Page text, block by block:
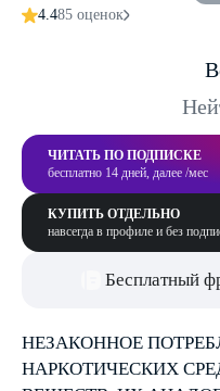
4.485 оценок
ЧИТАТЬ ПО ПОДПИСКЕ
бесплатно 14 дней, далее /мес
КУПИТЬ ОТДЕЛЬНО
навсегда в профиле и без
Бесплатный
НЕЗАКОННОЕ
НАРКОТИЧЕСКИХ